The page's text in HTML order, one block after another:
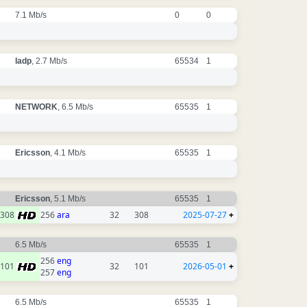
7.1 Mb/s 0 0
ladp , 2.7 Mb/s 65534 1
NETWORK , 6.5 Mb/s 65535 1
Ericsson , 4.1 Mb/s 65535 1
Ericsson , 5.1 Mb/s 65535 1
308 256ara 32 308 2025-07-27+
6.5 Mb/s 65535 1
101 256eng
257eng
32 101 2026-05-01 +
6.5 Mb/s 65535 1